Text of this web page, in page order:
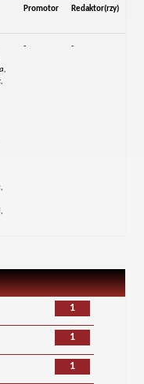
Promotor Redaktor(rzy)
- -
1
1
1